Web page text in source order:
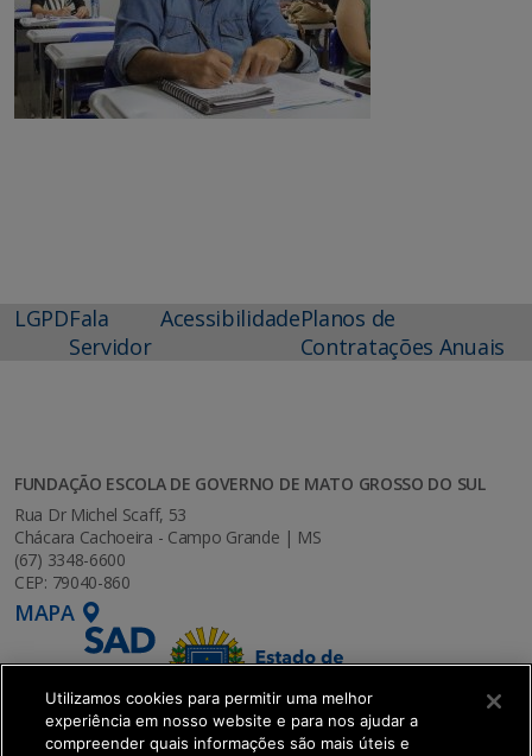
LGPDFala
Servidor
AcessibilidadePlanos de
Contratações Anuais
FUNDAÇÃO ESCOLA DE GOVERNO DE MATO GROSSO DO SUL
Rua Dr Michel Scaff, 53
Chácara Cachoeira - Campo Grande | MS
(67) 3348-6600
CEP: 79040-860
MAPA
Utilizamos cookies para permitir uma melhor
experiência em nosso website e para nos ajudar a
compreender quais informações são mais úteis e